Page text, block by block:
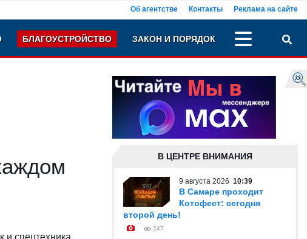
Об агентстве Контакты Реклама на сайте
БЛАГОУСТРОЙСТВО ЗАКОН И ПОРЯДОК
и спецтехника.
В ЦЕНТРЕ ВНИМАНИЯ
9 августа 2026 10:39
В Самаре проходит
Котофест: сегодня
второй день!
247